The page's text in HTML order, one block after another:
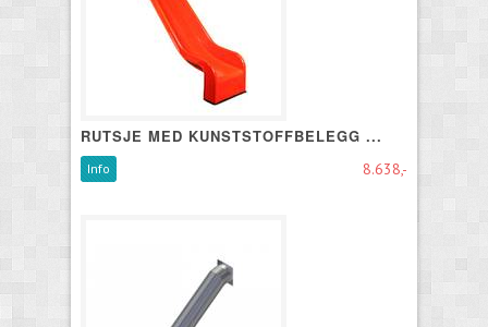
RUTSJE MED KUNSTSTOFFBELEGG ...
8.638,-
Info